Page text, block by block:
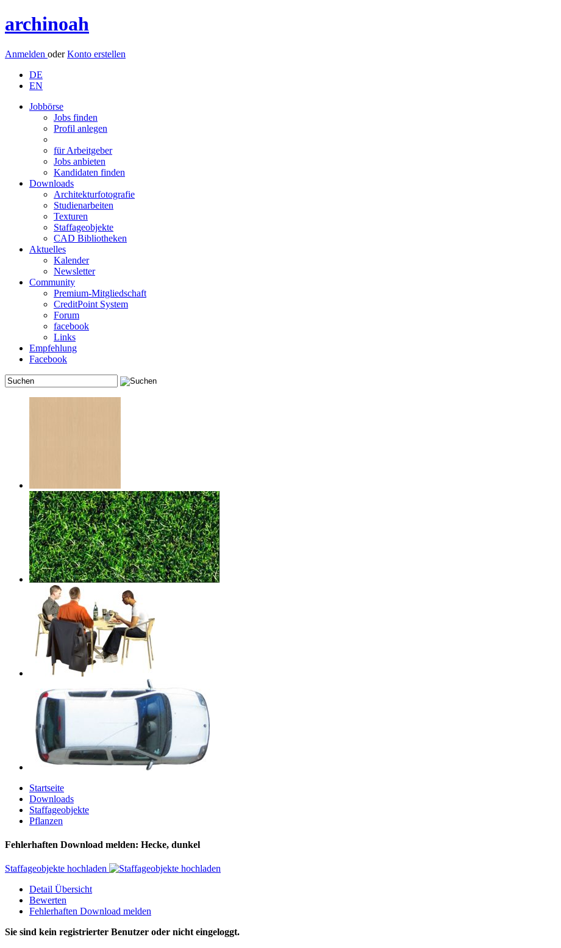
archinoah
Anmelden oderKonto erstellen
DE
EN
Jobbörse
Jobs finden
Profil anlegen
für Arbeitgeber
Jobs anbieten
Kandidaten finden
Downloads
Architekturfotografie
Studienarbeiten
Texturen
Staffageobjekte
CAD Bibliotheken
Aktuelles
Kalender
Newsletter
Community
Premium-Mitgliedschaft
CreditPoint System
Forum
facebook
Links
Empfehlung
Facebook
Startseite
Downloads
Staffageobjekte
Pflanzen
Fehlerhaften Download melden: Hecke, dunkel
Staffageobjekte hochladen
Detail Übersicht
Bewerten
Fehlerhaften Download melden
Sie sind kein registrierter Benutzer oder nicht eingeloggt.